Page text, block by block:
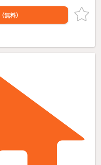
（無料）